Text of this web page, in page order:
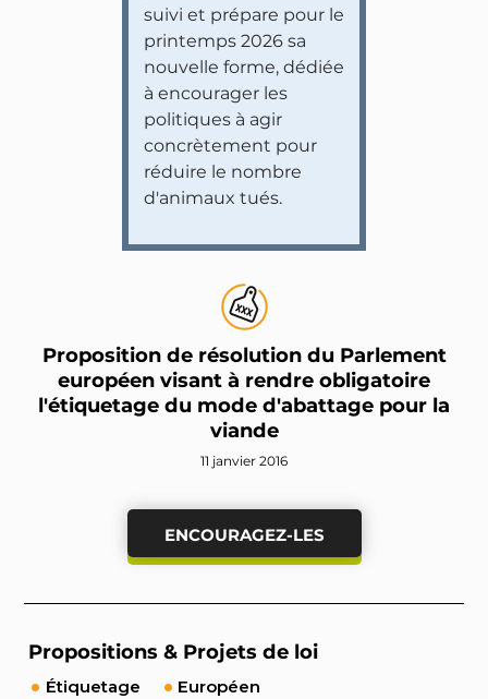
suivi et prépare pour le
printemps 2026 sa
nouvelle forme, dédiée
à encourager les
politiques à agir
concrètement pour
réduire le nombre
d'animaux tués.
Proposition de résolution du Parlement
européen visant à rendre obligatoire
l'étiquetage du mode d'abattage pour la
viande
11 janvier 2016
ENCOURAGEZ-LES
Propositions & Projets de loi
Étiquetage Européen